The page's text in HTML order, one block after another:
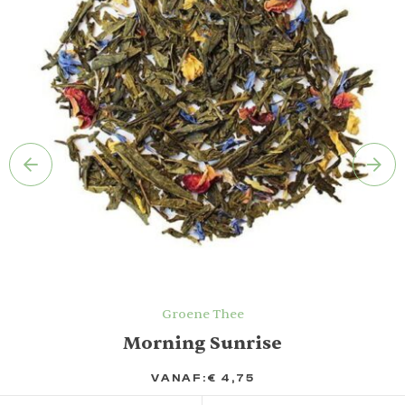
Groene Thee
Morning Sunrise
VANAF: € 4,75